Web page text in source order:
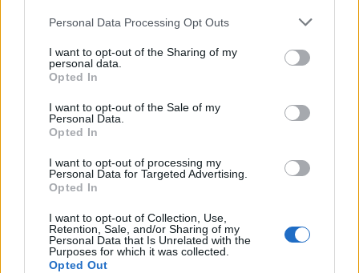
Please note that this website/app uses one or more Google
not limited to your visit or usage behaviour. You may click to
grant or deny consent to Google and its third-party tags to
use your data for below specified purposes in below Google
consent section.
Personal Data Processing Opt Outs
I want to opt-out of the Sharing of my
personal data.
Opted In
I want to opt-out of the Sale of my
Personal Data.
Opted In
I want to opt-out of processing my
Personal Data for Targeted Advertising.
Opted In
I want to opt-out of Collection, Use,
Retention, Sale, and/or Sharing of my
Personal Data that Is Unrelated with the
Purposes for which it was collected.
Opted Out